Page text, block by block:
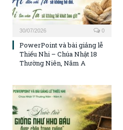
30/07/2026 0
PowerPoint và bài giảng lễ
Thiếu Nhi – Chúa Nhật 18
Thường Niên, Năm A